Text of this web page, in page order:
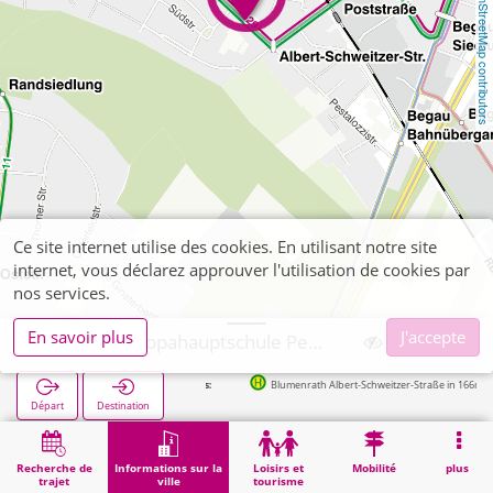
OpenStreetMap contributors
Recherche de
trajet
Informations sur la
ville
Loisirs et
tourisme
Mobilité plus
Départ Destination
Blumenrath Albert-Schweitzer-Straße in 166m
Démarrage Informations sur la ville Alsdorf, Europahauptschule Pestalozzi
Ce site internet utilise des cookies. En utilisant notre site
internet, vous déclarez approuver l'utilisation de cookies par
nos services.
En savoir plus
J'accepte